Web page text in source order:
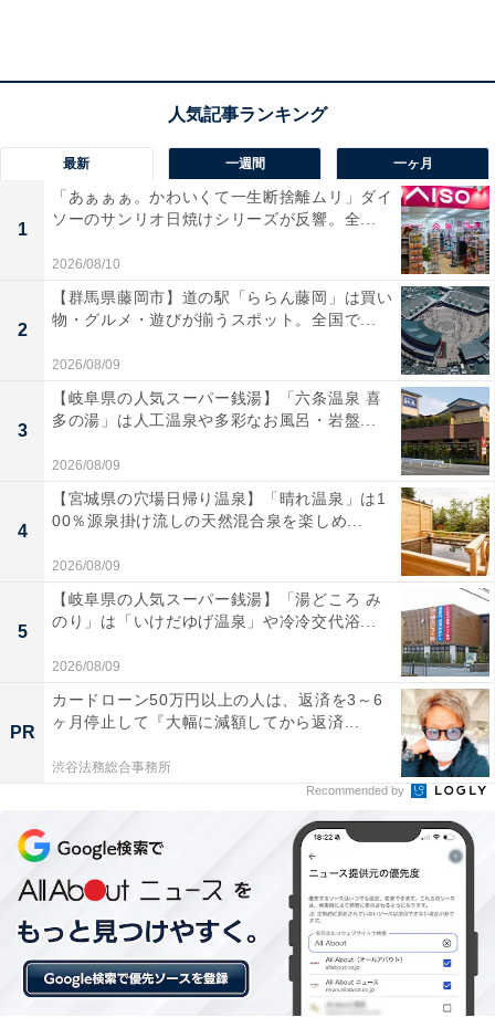
使いやすいサイズ
7.7×13×1.4センチ。電子メモパッドの画面サイズは4.7イ
ンチとなっています。
手の平に収まるサイズ感がいい
手の平に収まるサイズ感もおすすめポイントの1つ。か
ばんのポケットはもちろんのこと、スーツのポケットに
もすっぽり入ります。
最新 一週間 一ヶ月
1
「あぁぁぁ。かわいくて一生断捨離ムリ」ダイ
ソーのサンリオ日焼けシリーズが反響。全...
2026/08/10
2
【群馬県藤岡市】道の駅「ららん藤岡」は買い
物・グルメ・遊びが揃うスポット。全国で...
2026/08/09
3
【岐阜県の人気スーパー銭湯】「六条温泉 喜
多の湯」は人工温泉や多彩なお風呂・岩盤...
2026/08/09
4
【宮城県の穴場日帰り温泉】「晴れ温泉」は1
00％源泉掛け流しの天然混合泉を楽しめ...
2026/08/09
5
【岐阜県の人気スーパー銭湯】「湯どころ み
のり」は「いけだゆげ温泉」や冷冷交代浴...
2026/08/09
PR
カードローン50万円以上の人は、返済を3～6
ヶ月停止して『大幅に減額してから返済...
渋谷法務総合事務所
Recommended by